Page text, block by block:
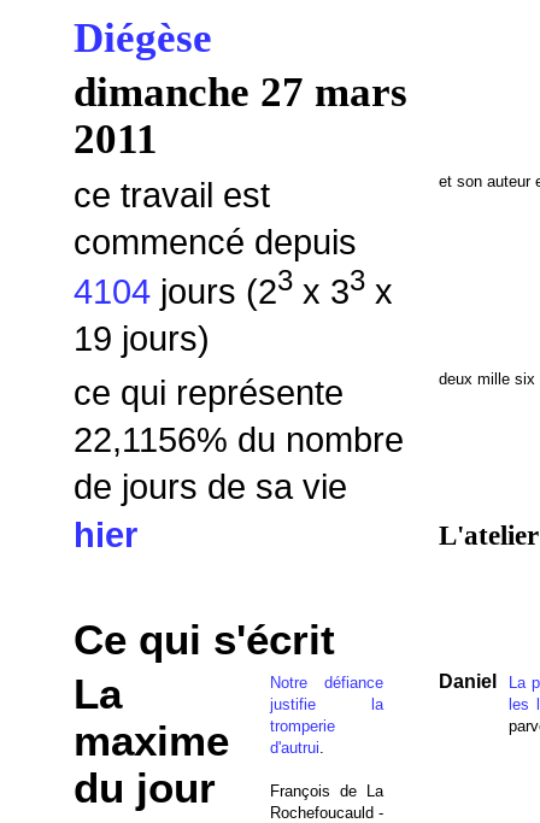
Diégèse
dimanche 27 mars
2011
ce travail est
commencé depuis
4104 jours (23x 33x
19 jours)
et son auteur
ce qui représente
22,1156% du nombre
de jours de sa vie
deux mille six
hier
Ce qui s'écrit
La
maxime
du jour
Notre défiance
justifie la
tromperie
d'autrui.
François de La
Rochefoucauld -
Daniel
La
les